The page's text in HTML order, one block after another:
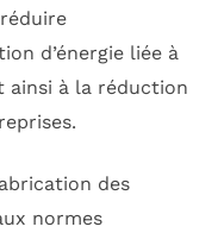
d’énergie liée à
ainsi à la réduction
des
normes